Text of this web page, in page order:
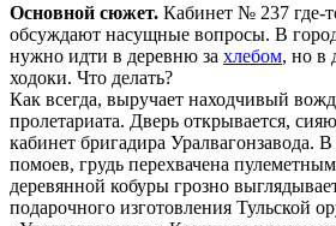
Основной сюжет. Кабинет № 237 где-
обсуждают насущные вопросы. В
нужно идти в деревню за хлебом, но в
ходоки. Что делать?
Как всегда, выручает находчивый
пролетариата. Дверь открывается,
кабинет бригадира Уралвагонзавода.
помоев, грудь перехвачена
деревянной кобуры грозно
подарочного изготовления Тульской